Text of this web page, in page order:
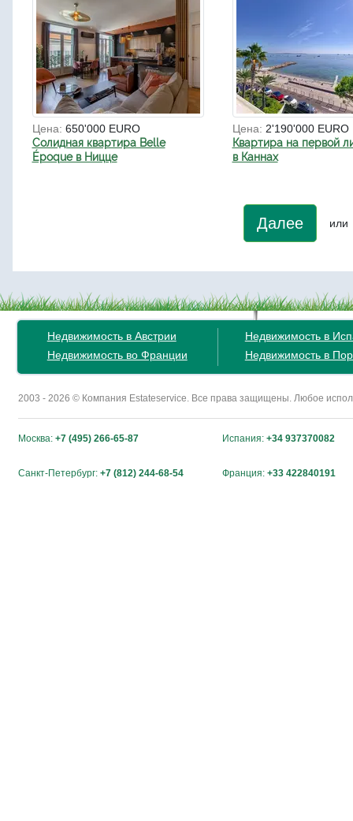
Цена: 650'000 EURO
Солидная квартира Belle
Époque в Ницце
Цена: 2'190'000 EURO
Квартира на первой
в Каннах
Далее или
Недвижимость в Австрии
Недвижимость во Франции
Недвижимость в
Недвижимость в
2003 - 2026 © Компания Estateservice. Все права защищены. Любое
Москва: +7 (495) 266-65-87 Испания: +34 937370082
Санкт-Петербург: +7 (812) 244-68-54 Франция: +33 422840191